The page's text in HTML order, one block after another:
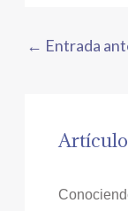
← Entrada